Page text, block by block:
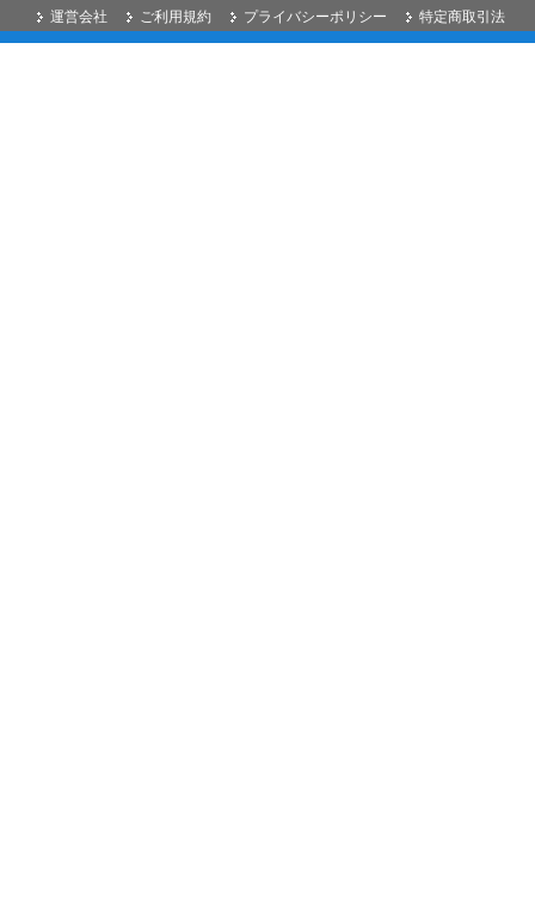
特定商取引法
プライバシーポリシー
ご利用規約
運営会社